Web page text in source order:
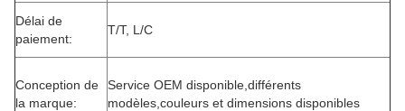
Délai de
paiement:
T/T, L/C
Conception de
la marque:
Service OEM disponible,différents
modèles,couleurs et dimensions disponibles